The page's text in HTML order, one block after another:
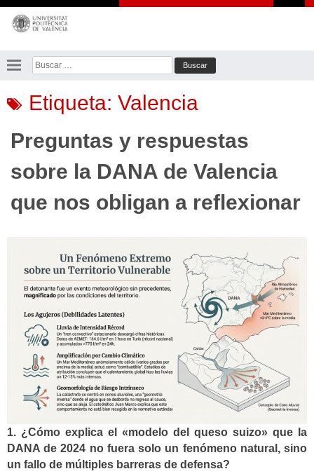
Saltar
contenido
Buscar:
Etiqueta: Valencia
Preguntas y respuestas
sobre la DANA de Valencia
que nos obligan a reflexionar
1. ¿Cómo explica el «modelo del queso suizo» que la
DANA de 2024 no fuera solo un fenómeno natural, sino
un fallo de múltiples barreras de defensa?